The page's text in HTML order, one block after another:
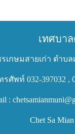
เทศบา
เกษมสายเก่า ตำบ
รศัพท์ 032-397032 ,
:
Chet Sa